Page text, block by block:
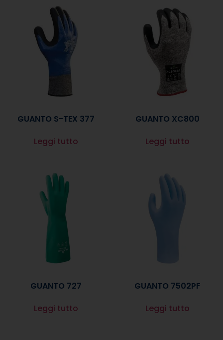
GUANTO S-TEX 377
Leggi tutto
GUANTO XC800
Leggi tutto
GUANTO 727
Leggi tutto
GUANTO 7502PF
Leggi tutto